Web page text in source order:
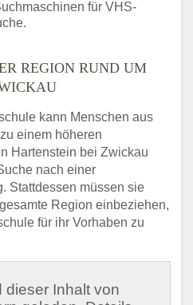
für VHS-
REGION RUND UM
kann Menschen aus
einem höheren
Hartenstein bei Zwickau
nach einer
Stattdessen müssen sie
Region einbeziehen,
für ihr Vorhaben zu
dieser Inhalt von